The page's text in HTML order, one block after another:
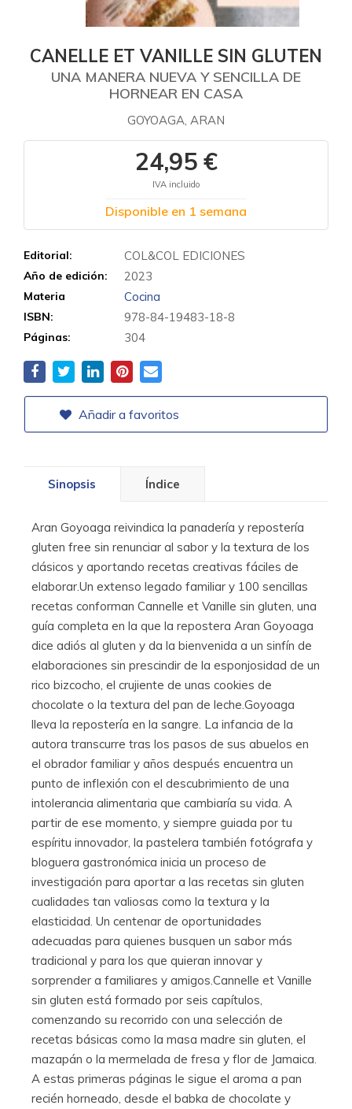
CANELLE ET VANILLE SIN GLUTEN
UNA MANERA NUEVA Y SENCILLA DE
HORNEAR EN CASA
GOYOAGA, ARAN
24,95 €
IVA incluido
Disponible en 1 semana
Editorial: COL&COL EDICIONES
Año de edición: 2023
Materia Cocina
ISBN: 978-84-19483-18-8
Páginas: 304
Añadir a favoritos
Sinopsis Índice
Aran Goyoaga reivindica la panadería y repostería
gluten free sin renunciar al sabor y la textura de los
clásicos y aportando recetas creativas fáciles de
elaborar.Un extenso legado familiar y 100 sencillas
recetas conforman Cannelle et Vanille sin gluten, una
guía completa en la que la repostera Aran Goyoaga
dice adiós al gluten y da la bienvenida a un sinfín de
elaboraciones sin prescindir de la esponjosidad de un
rico bizcocho, el crujiente de unas cookies de
chocolate o la textura del pan de leche.Goyoaga
lleva la repostería en la sangre. La infancia de la
autora transcurre tras los pasos de sus abuelos en
el obrador familiar y años después encuentra un
punto de inflexión con el descubrimiento de una
intolerancia alimentaria que cambiaría su vida. A
partir de ese momento, y siempre guiada por tu
espíritu innovador, la pastelera también fotógrafa y
bloguera gastronómica inicia un proceso de
investigación para aportar a las recetas sin gluten
cualidades tan valiosas como la textura y la
elasticidad. Un centenar de oportunidades
adecuadas para quienes busquen un sabor más
tradicional y para los que quieran innovar y
sorprender a familiares y amigos.Cannelle et Vanille
sin gluten está formado por seis capítulos,
comenzando su recorrido con una selección de
recetas básicas como la masa madre sin gluten, el
mazapán o la mermelada de fresa y flor de Jamaica.
A estas primeras páginas le sigue el aroma a pan
recién horneado, desde el babka de chocolate y